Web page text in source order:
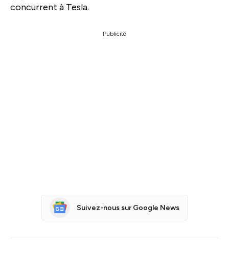
concurrent à Tesla.
Publicité
Suivez-nous sur Google News